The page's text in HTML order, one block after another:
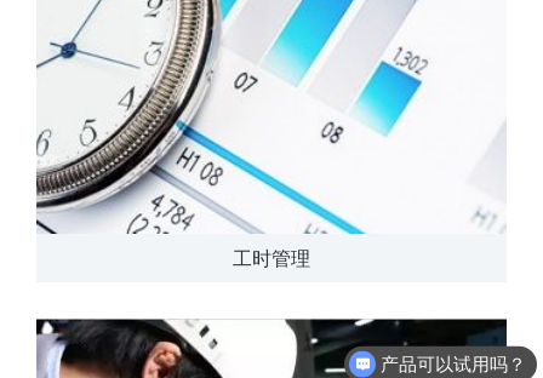
工时管理
产品可以试用吗？